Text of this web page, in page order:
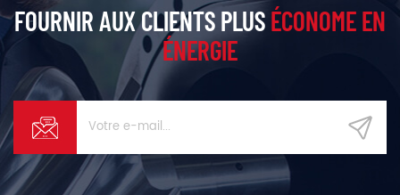
FOURNIR AUX CLIENTS PLUSÉCONOME EN
ÉNERGIE